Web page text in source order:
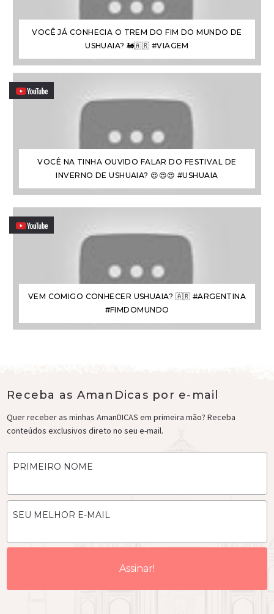
VOCÊ JÁ CONHECIA O TREM DO FIM DO MUNDO DE
USHUAIA? 🚂🇦🇷 #VIAGEM
VOCÊ NA TINHA OUVIDO FALAR DO FESTIVAL DE
INVERNO DE USHUAIA? 😍😍😍 #USHUAIA
VEM COMIGO CONHECER USHUAIA? 🇦🇷 #ARGENTINA
#FIMDOMUNDO
Receba as AmanDicas por e-mail
Quer receber as minhas AmanDICAS em primeira mão? Receba
conteúdos exclusivos direto no seu e-mail.
PRIMEIRO NOME
SEU MELHOR E-MAIL